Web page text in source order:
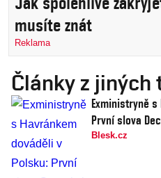
musíte znát
Reklama
Články z jiných
Exministryně s
První slova
Blesk.cz